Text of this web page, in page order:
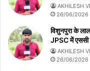
AKHILESH
26/06/2026
विशुनपुरा के
JPSC में
AKHILESH
26/06/2026